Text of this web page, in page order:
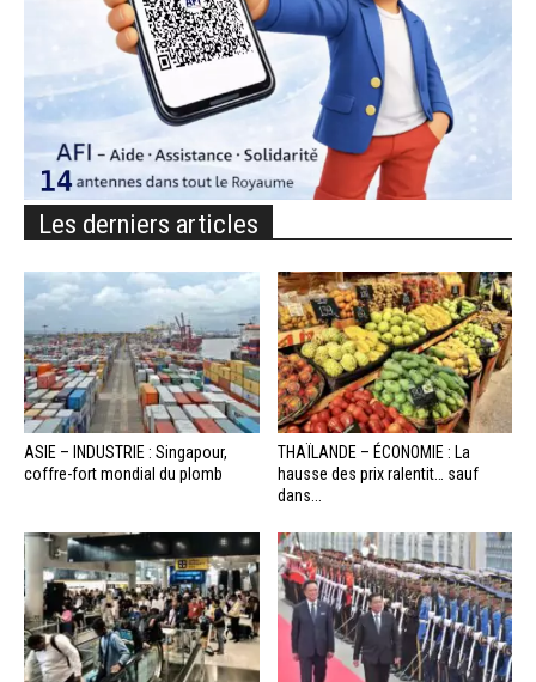
Les derniers articles
ASIE – INDUSTRIE : Singapour,
coffre-fort mondial du plomb
THAÏLANDE – ÉCONOMIE : La
hausse des prix ralentit… sauf
dans...